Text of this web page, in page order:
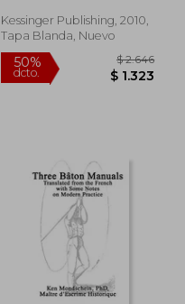
50%
adversary (1868) (en
Inglés)
Kessinger Publishing, 2010,
Tapa Blanda, Nuevo